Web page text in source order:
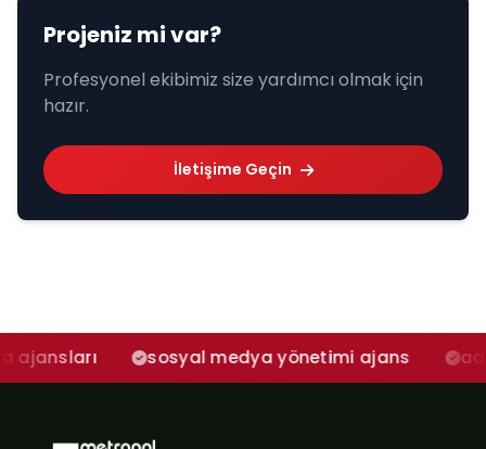
Projeniz mi var?
Profesyonel ekibimiz size yardımcı olmak için
hazır.
İletişime Geçin
sosyal medya yönetimi ajans adana